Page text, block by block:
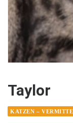
Taylor
KATZEN –